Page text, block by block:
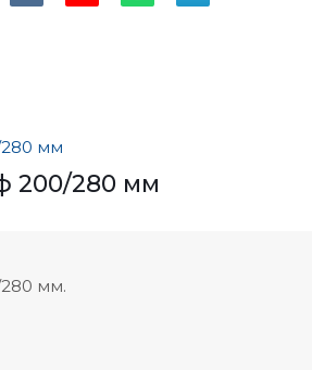
мм
200/280 мм
мм.